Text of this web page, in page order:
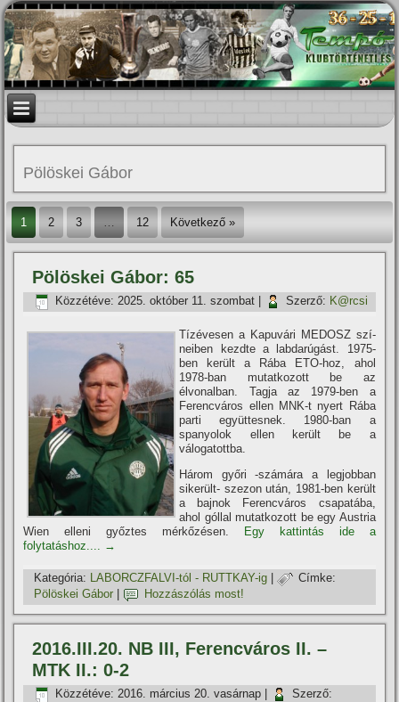
Pölöskei Gábor
1 2 3 … 12 Következő »
Pölöskei Gábor: 65
Közzétéve: 2025. október 11. szombat Szerző: K@rcsi
Tí­zévesen a Kapuvári MEDOSZ szí­
neiben kezdte a labdarúgást. 1975-
ben került a Rába ETO-hoz, ahol
1978-ban mutatkozott be az
élvonalban. Tagja az 1979-ben a
Ferencváros ellen MNK-t nyert Rába
parti együttesnek. 1980-ban a
spanyolok ellen került be a
válogatottba.
Három győri -számára a legjobban
sikerült- szezon után, 1981-ben került
a bajnok Ferencváros csapatába,
ahol góllal mutatkozott be egy Austria
Wien elleni győztes mérkőzésen.
Egy kattintás ide a
folytatáshoz.... →
Kategória: LABORCZFALVI-tól - RUTTKAY-ig |
Címke:
Pölöskei Gábor
Hozzászólás most!
2016.III.20. NB III, Ferencváros II. –
MTK II.: 0-2
Közzétéve: 2016. március 20. vasárnap
Szerző: